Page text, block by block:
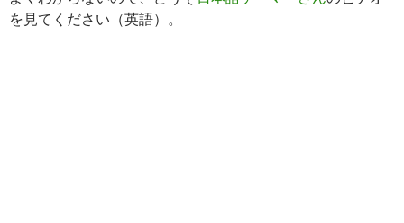
を見てください（英語）。